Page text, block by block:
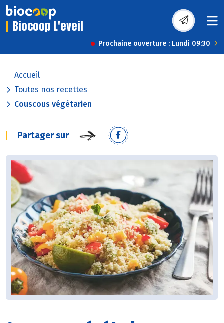
Biocoop L'eveil
Prochaine ouverture : Lundi 09:30
Accueil
Toutes nos recettes
Couscous végétarien
Partager sur